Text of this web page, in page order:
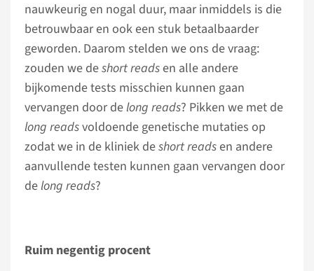
nauwkeurig en nogal duur, maar inmiddels is die
betrouwbaar en ook een stuk betaalbaarder
geworden. Daarom stelden we ons de vraag:
zouden we deshort readsen alle andere
bijkomende tests misschien kunnen gaan
vervangen door delong reads? Pikken we met de
long readsvoldoende genetische mutaties op
zodat we in de kliniek deshort readsen andere
aanvullende testen kunnen gaan vervangen door
delong reads?
Ruim negentig procent